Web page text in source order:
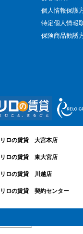
個人情報保護
特定個人情報
保険商品勧誘
リロの賃貸 大宮本店
リロの賃貸 東大宮店
リロの賃貸 川越店
リロの賃貸 契約センター